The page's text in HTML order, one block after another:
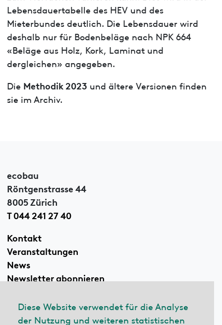
Diese Website verwendet für die Analyse
der Nutzung und weiteren statistischen
Lebensdauertabelle des HEV und des
Mieterbundes deutlich. Die Lebensdauer wird
deshalb nur für Bodenbeläge nach NPK 664
«Beläge aus Holz, Kork, Laminat und
dergleichen» angegeben.
Die Methodik 2023 und ältere Versionen finden
sie im Archiv.
ecobau
Röntgenstrasse 44
8005 Zürich
T 044 241 27 40
Kontakt
Veranstaltungen
News
Newsletter abonnieren
Linkedin